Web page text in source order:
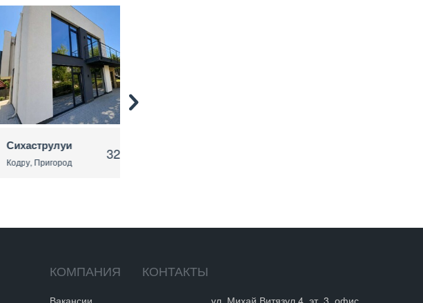
ПРОДАЖА
320,000 €
КОМПАНИЯ
Вакансии
КОНТАКТЫ
ул. Михай Витязул 4, эт. 3, офис